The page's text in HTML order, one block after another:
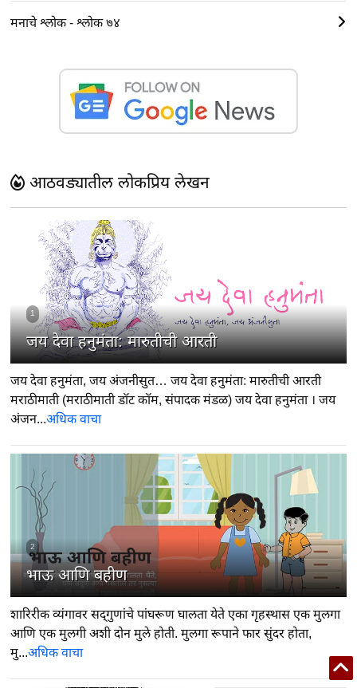
मनाचे श्लोक - श्लोक ७४
आठवड्यातील लोकप्रिय लेखन
1
जय देवा हनुमंता: मारुतीची आरती
जय देवा हनुमंता, जय अंजनीसुत… जय देवा हनुमंता: मारुतीची आरती
मराठीमाती (मराठीमाती डॉट कॉम, संपादक मंडळ) जय देवा हनुमंता । जय
अंजन...अधिक वाचा
2
भाऊ आणि बहीण
शारिरीक व्यंगावर सद्‍गुणांचे पांघरूण घालता येते एका गृहस्थास एक मुलगा
आणि एक मुलगी अशी दोन मुले होती. मुलगा रूपाने फार सुंदर होता,
मु...अधिक वाचा